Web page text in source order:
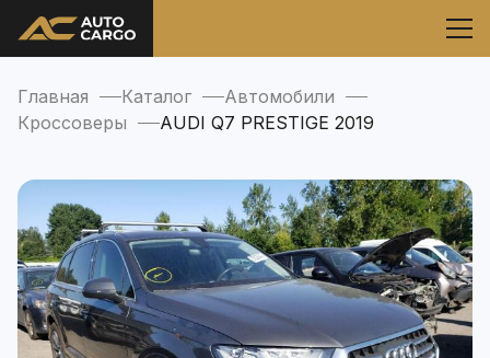
Главная Каталог
Автомобили
Кроссоверы
AUDI Q7 PRESTIGE 2019